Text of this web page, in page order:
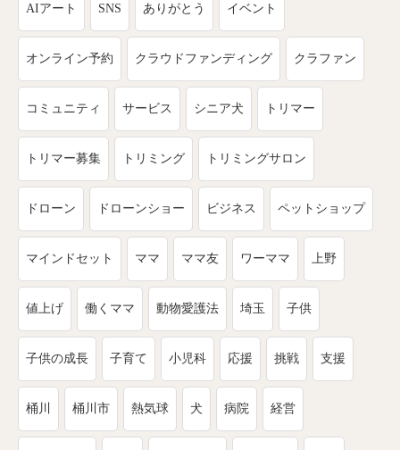
AIアート SNS ありがとう イベント
オンライン予約 クラウドファンディング クラファン
コミュニティ サービス シニア犬 トリマー
トリマー募集 トリミング トリミングサロン
ドローン ドローンショー ビジネス ペットショップ
マインドセット ママ ママ友 ワーママ 上野
値上げ 働くママ 動物愛護法 埼玉 子供
子供の成長 子育て 小児科 応援 挑戦 支援
桶川 桶川市 熱気球 犬 病院 経営